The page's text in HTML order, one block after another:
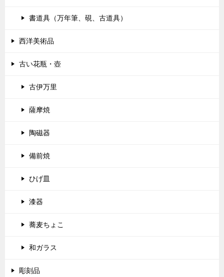
書道具（万年筆、硯、古道具）
西洋美術品
古い花瓶・壺
古伊万里
薩摩焼
陶磁器
備前焼
ひげ皿
漆器
蕎麦ちょこ
和ガラス
彫刻品